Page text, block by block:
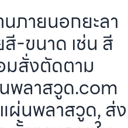
ภายนอกยะลา
-ขนาด เช่น สี
มสั่งตัดตาม
พลาสวูด.com
ผ่นพลาสวูด, ส่ง